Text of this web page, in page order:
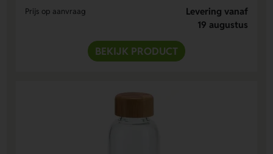
Prijs op aanvraag
Levering vanaf
19 augustus
BEKIJK PRODUCT